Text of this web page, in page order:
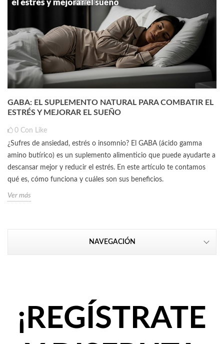
GABA: EL SUPLEMENTO NATURAL PARA COMBATIR EL
ESTRÉS Y MEJORAR EL SUEÑO
0 Con Like
¿Sufres de ansiedad, estrés o insomnio? El GABA (ácido gamma
amino butírico) es un suplemento alimenticio que puede ayudarte a
descansar mejor y reducir el estrés. En este artículo te contamos
qué es, cómo funciona y cuáles son sus beneficios.
Ver más
NAVEGACIÓN
¡REGÍSTRATE